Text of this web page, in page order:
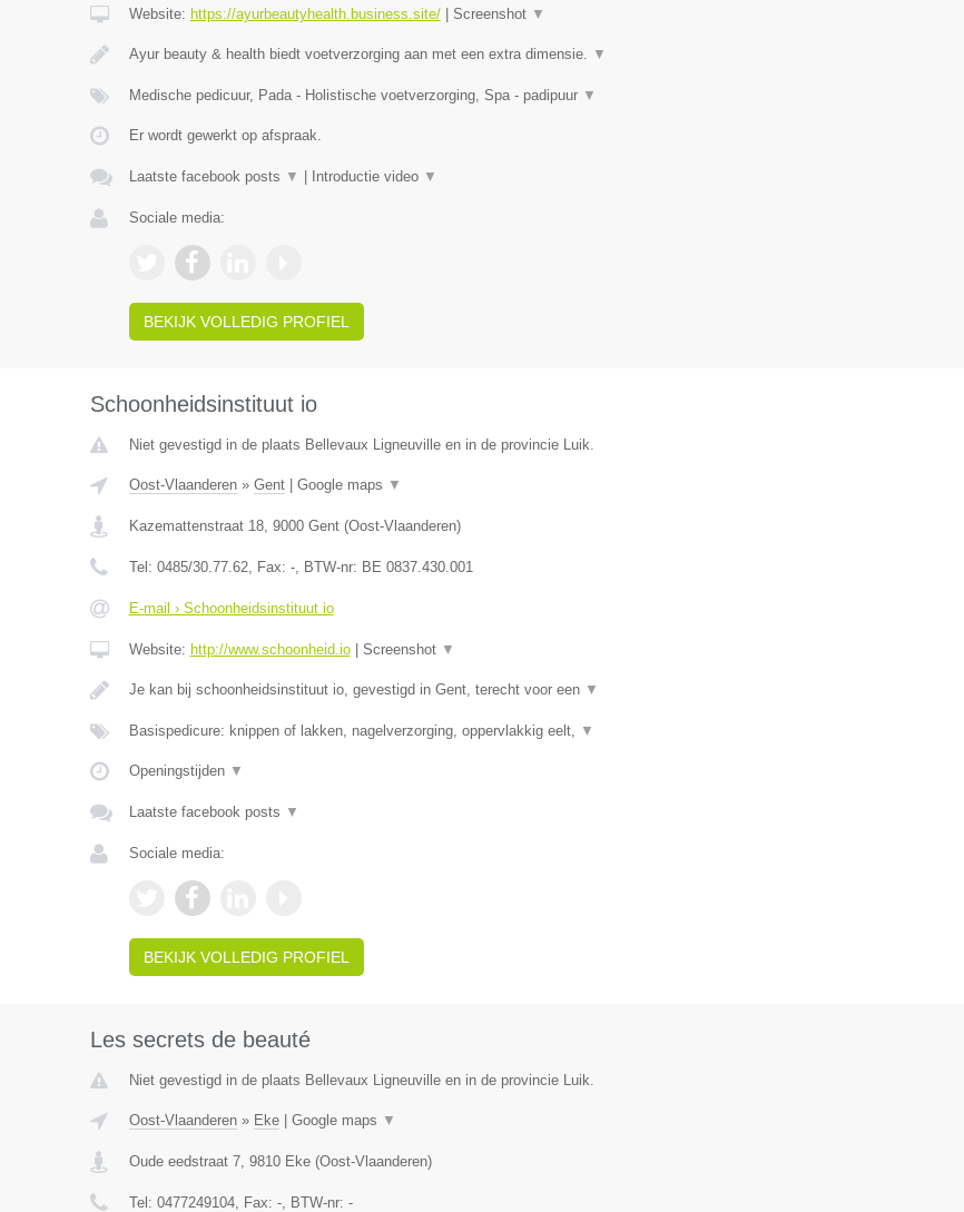
Website: https://ayurbeautyhealth.business.site/| Screenshot ▼
Ayur beauty & health biedt voetverzorging aan met een extra dimensie. ▼
Medische pedicuur, Pada - Holistische voetverzorging, Spa - padipuur ▼
Er wordt gewerkt op afspraak.
Laatste facebook posts ▼ Introductie video ▼
Sociale media:
BEKIJK VOLLEDIG PROFIEL
Schoonheidsinstituut io
Niet gevestigd in de plaats Bellevaux Ligneuville en in de provincie Luik.
Oost-Vlaanderen» Gent| Google maps ▼
Kazemattenstraat 18, 9000 Gent(Oost-Vlaanderen)
Tel: 0485/30.77.62, Fax: -, BTW-nr: BE 0837.430.001
E-mail › Schoonheidsinstituut io
Website: http://www.schoonheid.io| Screenshot ▼
Je kan bij schoonheidsinstituut io, gevestigd in Gent, terecht voor een ▼
Basispedicure: knippen of lakken, nagelverzorging, oppervlakkig eelt, ▼
Openingstijden ▼
Laatste facebook posts ▼
Sociale media:
BEKIJK VOLLEDIG PROFIEL
Les secrets de beauté
Niet gevestigd in de plaats Bellevaux Ligneuville en in de provincie Luik.
Oost-Vlaanderen» Eke| Google maps ▼
Oude eedstraat 7, 9810 Eke(Oost-Vlaanderen)
Tel: 0477249104, Fax: -, BTW-nr: -